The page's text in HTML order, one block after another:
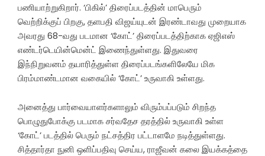
பணியாற்றுகிறார். ‘பிகில்’ திரைப்படத்தின் மாபெரும்
வெற்றிக்குப் பிறகு, தளபதி விஜய்யுடன் இரண்டாவது முறையாக
அவரது 68-வது படமான ‘கோட்’ திரைப்படத்திற்காக ஏஜிஎஸ்
எண்டர்டெயின்மென்ட் இணைந்துள்ளது. இதுவரை
இந்நிறுவனம் தயாரித்துள்ள திரைப்படங்களிலேயே மிக
பிரம்மாண்டமான வகையில் ‘கோட்’ உருவாகி உள்ளது.
அனைத்து பார்வையாளர்களாலும் விரும்பப்படும் சிறந்த
பொழுதுபோக்கு படமாக சர்வதேச தரத்தில் உருவாகி உள்ள
‘கோட்’ படத்தில் பெரும் நட்சத்திர பட்டாளமே நடித்துள்ளது.
சித்தார்தா நுனி ஒளிப்பதிவு செய்ய, ராஜீவன் கலை இயக்கத்தை